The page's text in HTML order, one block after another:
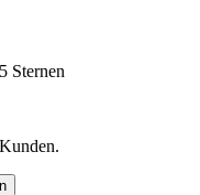
Sternen